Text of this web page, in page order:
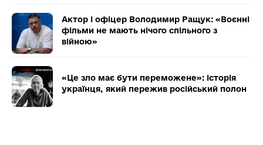
Актор і офіцер Володимир Ращук: «Воєнні
фільми не мають нічого спільного з
війною»
«Це зло має бути переможене»: історія
українця, який пережив російський полон